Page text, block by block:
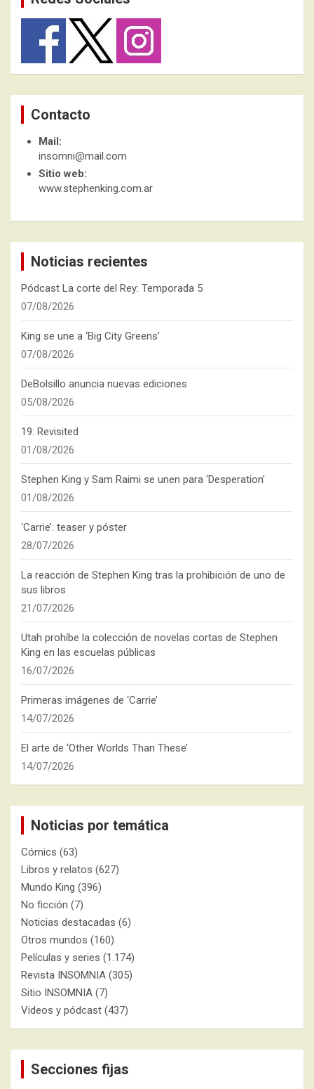
Contacto
Mail:
insomni@mail.com
Sitio web:
www.stephenking.com.ar
Noticias recientes
Pódcast La corte del Rey: Temporada 5
07/08/2026
King se une a ‘Big City Greens’
07/08/2026
DeBolsillo anuncia nuevas ediciones
05/08/2026
19: Revisited
01/08/2026
Stephen King y Sam Raimi se unen para ‘Desperation’
01/08/2026
‘Carrie’: teaser y póster
28/07/2026
La reacción de Stephen King tras la prohibición de uno de
sus libros
21/07/2026
Utah prohíbe la colección de novelas cortas de Stephen
King en las escuelas públicas
16/07/2026
Primeras imágenes de ‘Carrie’
14/07/2026
El arte de ‘Other Worlds Than These’
14/07/2026
Noticias por temática
Cómics (63)
Libros y relatos (627)
Mundo King (396)
No ficción (7)
Noticias destacadas (6)
Otros mundos (160)
Películas y series (1.174)
Revista INSOMNIA (305)
Sitio INSOMNIA (7)
Videos y pódcast (437)
Secciones fijas